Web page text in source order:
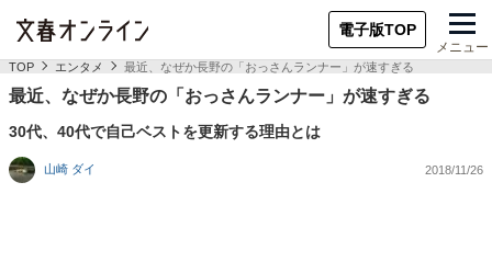
電子版TOP
メニュー
TOP エンタメ 最近、なぜか長野の「おっさんランナー」が速すぎる
最近、なぜか長野の「おっさんランナー」が速すぎる
30代、40代で自己ベストを更新する理由とは
山崎 ダイ 2018/11/26